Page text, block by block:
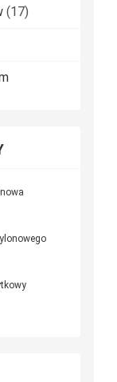
(17)